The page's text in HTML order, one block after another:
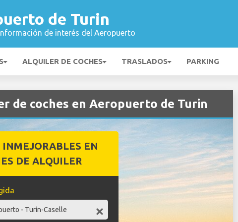
de Turin
de interés del Aeropuerto
ALQUILER DE COCHES TRASLADOS PARKING
de coches en Aeropuerto de Turin
INMEJORABLES EN
DE ALQUILER